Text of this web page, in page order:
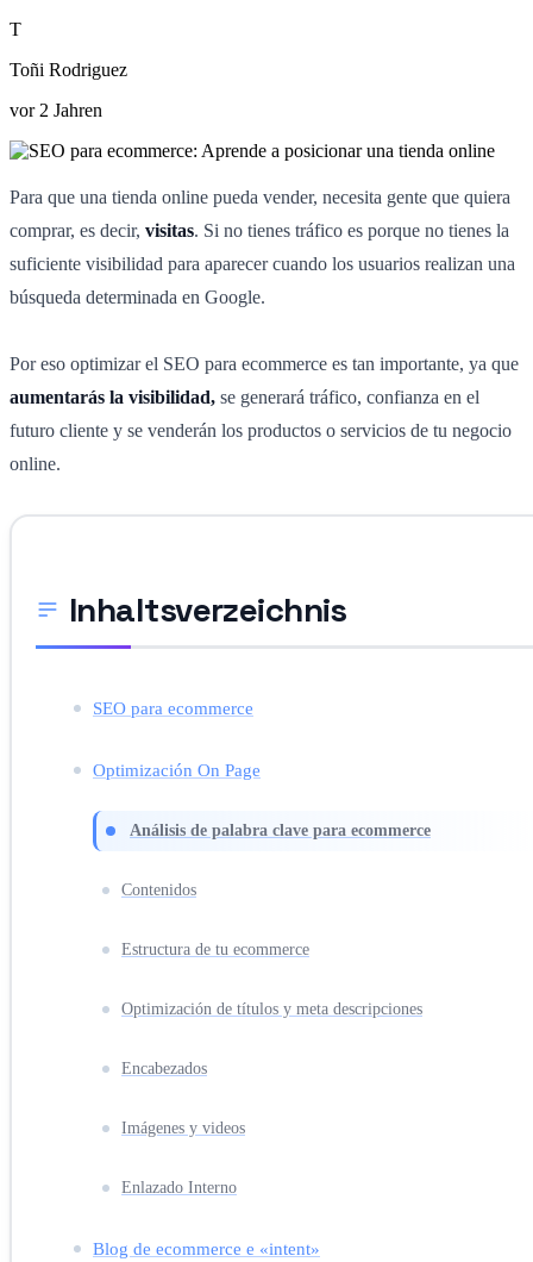
T
Toñi Rodriguez
vor 2 Jahren
Para que una tienda online pueda vender, necesita gente que quiera
comprar, es decir, visitas. Si no tienes tráfico es porque no tienes la
suficiente visibilidad para aparecer cuando los usuarios realizan una
búsqueda determinada en Google.
Por eso optimizar el SEO para ecommerce es tan importante, ya que
aumentarás la visibilidad, se generará tráfico, confianza en el
futuro cliente y se venderán los productos o servicios de tu negocio
online.
Inhaltsverzeichnis
SEO para ecommerce
Optimización On Page
Análisis de palabra clave para ecommerce
Contenidos
Estructura de tu ecommerce
Optimización de títulos y meta descripciones
Encabezados
Imágenes y videos
Enlazado Interno
Blog de ecommerce e «intent»